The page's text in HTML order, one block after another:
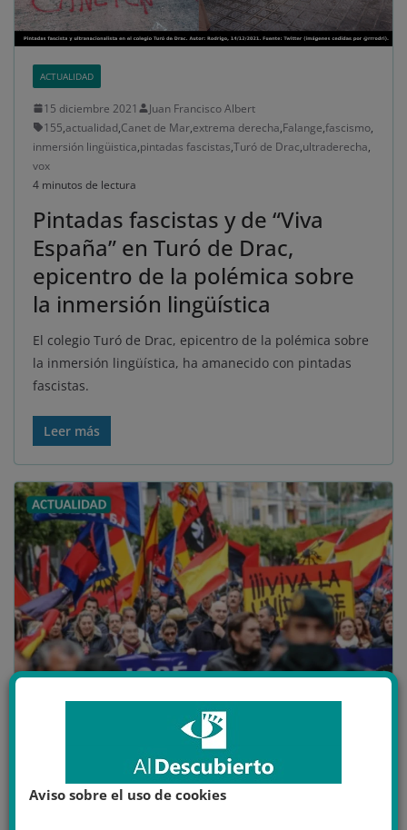
ACTUALIDAD
15 diciembre 2021
Juan Francisco Albert
155,actualidad,Canet de Mar,extrema derecha,Falange,fascismo,
inmersión lingüistica,pintadas fascistas,Turó de Drac,ultraderecha,
vox
4 minutos de lectura
Pintadas fascistas y de “Viva
España” en Turó de Drac,
epicentro de la polémica sobre
la inmersión lingüística
El colegio Turó de Drac, epicentro de la polémica sobre
la inmersión lingüística, ha amanecido con pintadas
fascistas.
Leer más
cara al sol,españa,europa, Falange
franquistas,manifestación,Valladolid
Aviso sobre el uso de cookies